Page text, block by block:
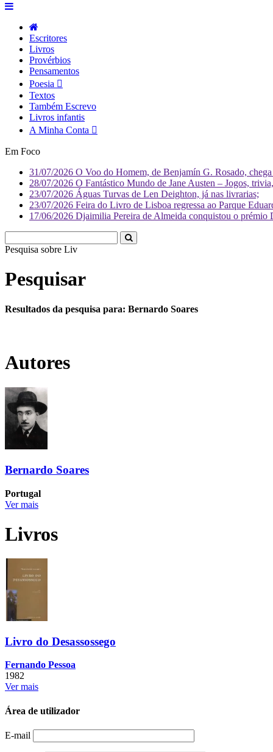
Escritores
Livros
Provérbios
Pensamentos
Poesia
Textos
Também Escrevo
Livros infantis
A Minha Conta
Em Foco
31/07/2026 O Voo do Homem, de Benjamín G. Rosado,
28/07/2026 O Fantástico Mundo de Jane Austen – Jogos,
23/07/2026 Águas Turvas de Len Deighton, já nas livrarias;
23/07/2026 Feira do Livro de Lisboa regressa ao Parque
17/06/2026 Djaimilia Pereira de Almeida conquistou o
Pesquisa sobre Literatura
Pesquisar
Resultados da pesquisa para: Bernardo Soares
Autores
Bernardo Soares
Portugal
Ver mais
Livros
Livro do Desassossego
Fernando Pessoa
1982
Ver mais
Área de utilizador
E-mail